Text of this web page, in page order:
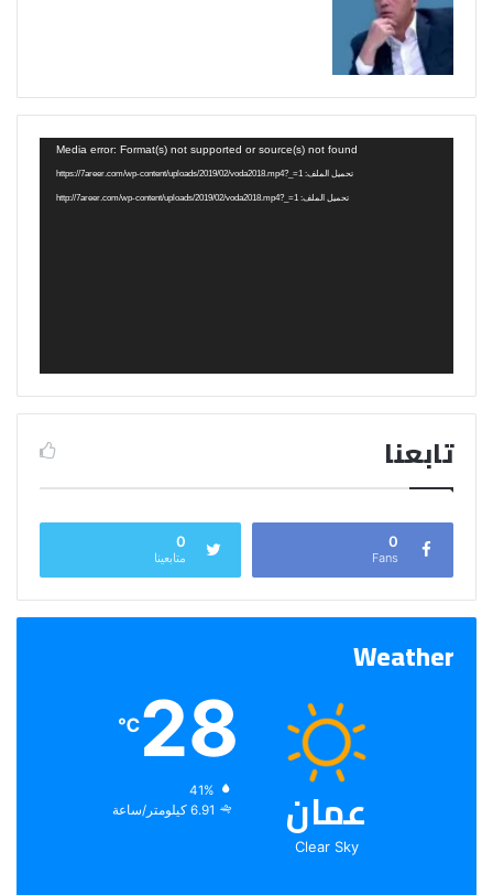
Media error: Format(s) not supported or source(s) not found
تحميل الملف: https://7areer.com/wp-content/uploads/2019/02/voda2018.mp4?_=1
تحميل الملف: http://7areer.com/wp-content/uploads/2019/02/voda2018.mp4?_=1
تابعنا
0
Fans
0
متابعينا
Weather
عمان
Clear Sky
28
℃
الرطوبة:
الرياح: